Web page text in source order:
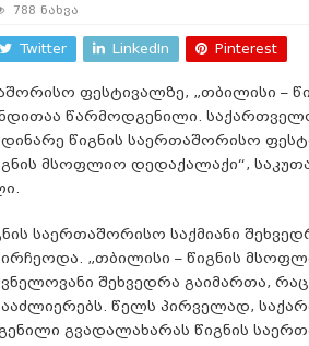
788 ნახვა
Twitter LinkedIn Pinterest
ფესტივალზე, „თბილისი –
წარმოდგენილი.
წიგნის საერთაშორისო
მსოფლიო დედაქალაქი“,
საერთაშორისო საქმიანი
„თბილისი – წიგნის
შეხვედრა გაიმართა,
წელს პირველად,
გვადალახარას წიგნის